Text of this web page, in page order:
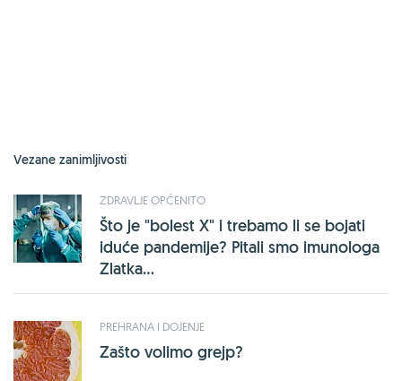
Vezane zanimljivosti
ZDRAVLJE OPĆENITO
Što je "bolest X" i trebamo li se bojati
iduće pandemije? Pitali smo imunologa
Zlatka...
PREHRANA I DOJENJE
Zašto volimo grejp?